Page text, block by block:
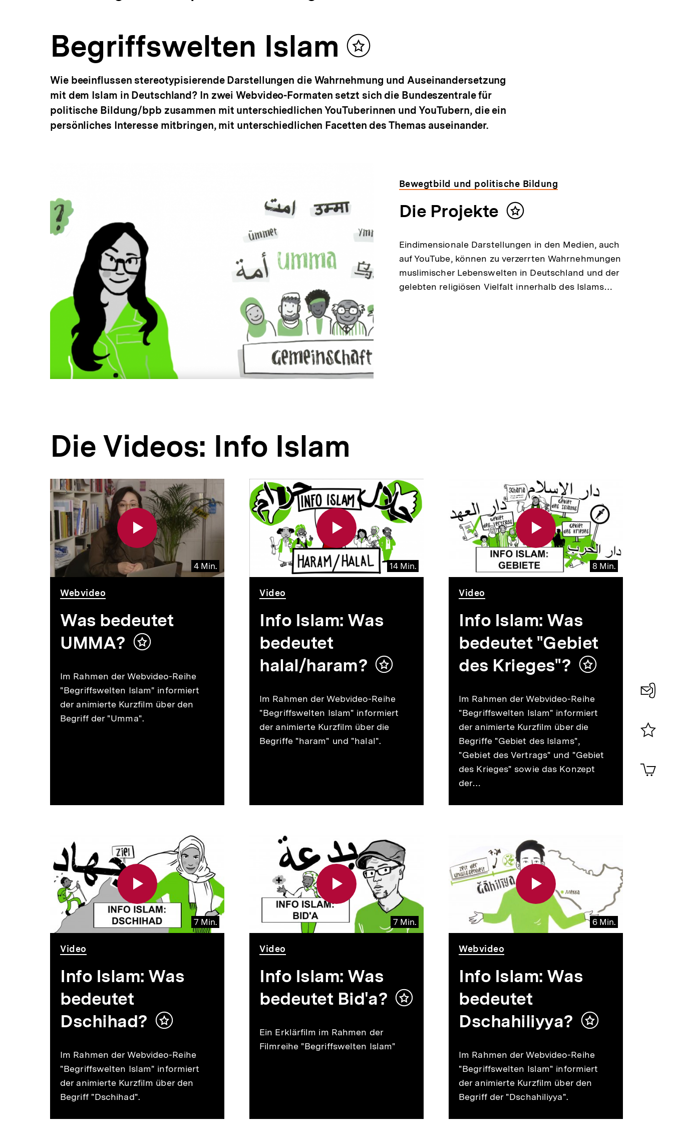
o
Begriffswelten Islam
Inhalt
merken
Wie beeinflussen stereotypisierende Darstellungen die Wahrnehmung und Auseinandersetzung
mit dem Islam in Deutschland? In zwei Webvideo-Formaten setzt sich die Bundeszentrale für
politische Bildung/bpb zusammen mit unterschiedlichen YouTuberinnen und YouTubern, die ein
persönliches Interesse mitbringen, mit unterschiedlichen Facetten des Themas auseinander.
Bewegtbild und politische Bildung
Die Projekte
Inhalt
Eindimensionale Darstellungen in den Medien, auch
auf YouTube, können zu verzerrten Wahrnehmungen
muslimischer Lebenswelten in Deutschland und der
gelebten religiösen Vielfalt innerhalb des Islams…
Die Videos: Info Islam
4 Min.
Video
Dauer
4
Min.
Webvideo
Was bedeutet
UMMA?
Inhalt
Im Rahmen der Webvideo-Reihe
"Begriffswelten Islam" informiert
der animierte Kurzfilm über den
Begriff der "Umma".
14 Min.
Video
Dauer
14
Min.
Video
Info Islam: Was
bedeutet
halal/haram?
Inhalt
Im Rahmen der Webvideo-Reihe
"Begriffswelten Islam" informiert
der animierte Kurzfilm über die
Begriffe "haram" und "halal".
8 Min.
Video
Dauer
8
Min.
Video
Info Islam: Was
bedeutet "Gebiet
des Krieges"?
Inhalt
Im Rahmen der Webvideo-Reihe
"Begriffswelten Islam" informiert
der animierte Kurzfilm über die
Begriffe "Gebiet des Islams",
"Gebiet des Vertrags" und "Gebiet
des Krieges" sowie das Konzept
der…
7 Min.
Video
Dauer
7
Min.
Video
Info Islam: Was
bedeutet
Dschihad?
Inhalt
Im Rahmen der Webvideo-Reihe
"Begriffswelten Islam" informiert
der animierte Kurzfilm über den
Begriff "Dschihad".
7 Min.
Video
Dauer
7
Min.
Video
Info Islam: Was
bedeutet Bid'a?
Inhalt
Ein Erklärfilm im Rahmen der
Filmreihe "Begriffswelten Islam"
6 Min.
Video
Dauer
6
Min.
Webvideo
Info Islam: Was
bedeutet
Dschahiliyya?
Inhalt
Im Rahmen der Webvideo-Reihe
"Begriffswelten Islam" informiert
der animierte Kurzfilm über den
Begriff der "Dschahiliyya".